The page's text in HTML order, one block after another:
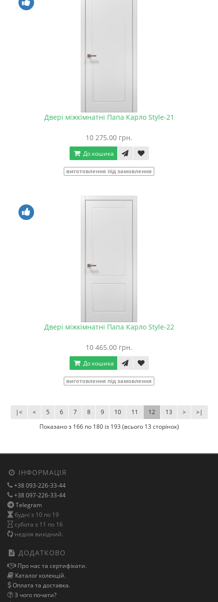
Двері міжкімнатні Папа Карло Style-21
10 275.00 грн.
До кошика
виготовлення під замовлення
Двері міжкімнатні Папа Карло Style-22
10 465.00 грн.
До кошика
виготовлення під замовлення
|< < 5 6 7 8 9 10 11 12 13 > >|
Показано з 166 по 180 із 193 (всього 13 сторінок)
ІНФОРМАЦІЯ
+38 093-226-33-44
+38 097-226-33-44
Telegram
будні з 10 по 19
субота з 11 по 16
неділя вихідний.
ДОДАТКОВО
Про нас та сертифікати.
Каталог колекцій.
Оплата та доставка.
З чого почати?